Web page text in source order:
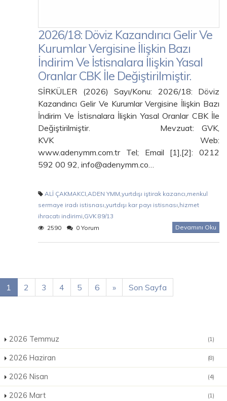
2026/18: Döviz Kazandırıcı Gelir Ve
Kurumlar Vergisine İlişkin Bazı
İndirim Ve İstisnalara İlişkin Yasal
Oranlar CBK İle Değiştirilmiştir.
SİRKÜLER (2026) Sayı/Konu: 2026/18: Döviz
Kazandırıcı Gelir Ve Kurumlar Vergisine İlişkin Bazı
İndirim Ve İstisnalara İlişkin Yasal Oranlar CBK İle
Değiştirilmiştir. Mevzuat: GVK,
KVK Web:
www.adenymm.com.tr Tel; Email [1],[2]: 0212
592 00 92, info@adenymm.co…
ALİ ÇAKMAKCI,ADEN YMM,yurtdışı iştirak kazancı,menkul
sermaye iradı istisnası,yurtdışı kar payı istisnası,hizmet
ihracatı indirimi,GVK 89/13
2590
0 Yorum Devamını Oku
1 2 3 4 5 6 » Son Sayfa
2026 Temmuz (1)
2026 Haziran (8)
2026 Nisan (4)
2026 Mart (1)